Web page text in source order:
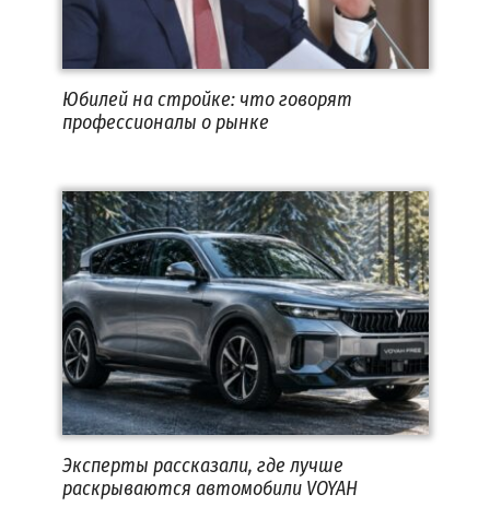
Юбилей на стройке: что говорят
профессионалы о рынке
Эксперты рассказали, где лучше
раскрываются автомобили VOYAH